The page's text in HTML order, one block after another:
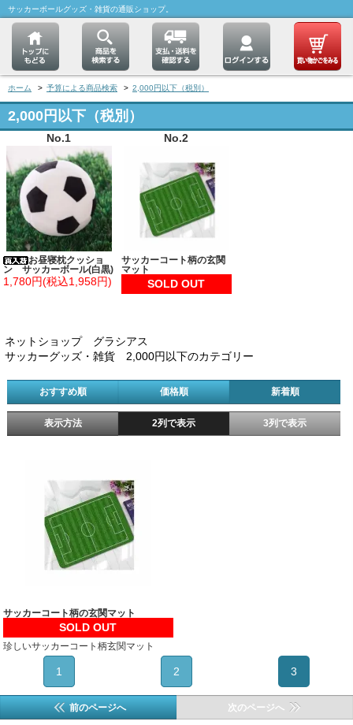
サッカーボールグッズ・雑貨の通販ショップ。
ホーム > 予算による商品検索 > 2,000円以下（税別）
2,000円以下（税別）
No.1
お昼寝枕クッショ
ン サッカーボール(白黒)
1,780円(税込1,958円)
No.2
サッカーコート柄の玄関
マット
SOLD OUT
ネットショップ グラシアス
サッカーグッズ・雑貨 2,000円以下のカテゴリー
おすすめ順 価格順 新着順
表示方法 2列で表示 3列で表示
サッカーコート柄の玄関マット
SOLD OUT
珍しいサッカーコート柄玄関マット
1 2 3
前のページへ 次のページへ